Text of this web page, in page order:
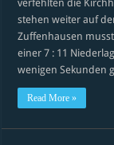
verfehlten die
stehen weiter auf
Zuffenhausen
einer 7 : 11
wenigen Sekunden
Read More »